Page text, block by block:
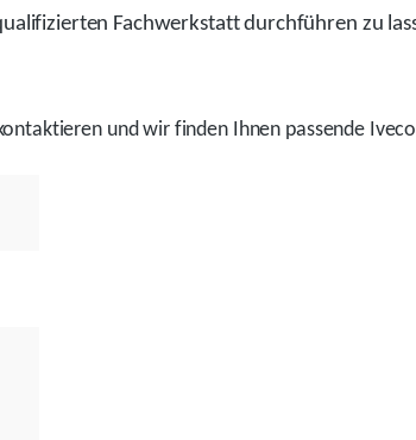
Fachwerkstatt durchführen zu
und wir findenIhnen passende